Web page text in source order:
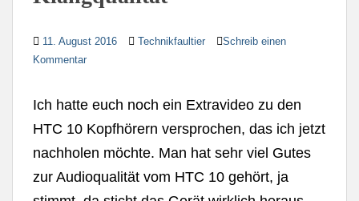
11. August 2016 Technikfaultier
Schreib einen
Kommentar
Ich hatte euch noch ein Extravideo zu den
HTC 10 Kopfhörern versprochen, das ich jetzt
nachholen möchte. Man hat sehr viel Gutes
zur Audioqualität vom HTC 10 gehört, ja